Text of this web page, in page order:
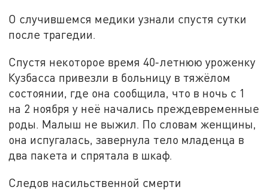
О случившемся медики узнали спустя сутки
после трагедии.
Спустя некоторое время 40-летнюю уроженку
Кузбасса привезли в больницу в тяжёлом
состоянии, где она сообщила, что в ночь с 1
на 2 ноября у неё начались преждевременные
роды. Малыш не выжил. По словам женщины,
она испугалась, завернула тело младенца в
два пакета и спрятала в шкаф.
Следов насильственной смерти